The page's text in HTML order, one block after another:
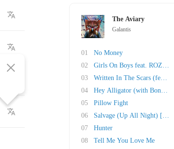
The Aviary
Galantis
01
No Money
02
Girls On Boys feat. ROZES
03
Written In The Scars (feat.
04
Hey Alligator (with Bonnie
05
Pillow Fight
06
Salvage (Up All Night) [feat.
07
Hunter
08
Tell Me You Love Me